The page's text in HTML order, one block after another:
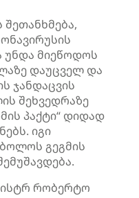
უნდა მიეწოდოს
დაუცველ და
ჯანდაცვის
შეხვედრაზე
პაქტი“ დიდად
იგი
გეგმის
რობერტო